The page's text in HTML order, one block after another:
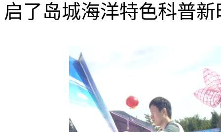
启了岛城海洋特色科普